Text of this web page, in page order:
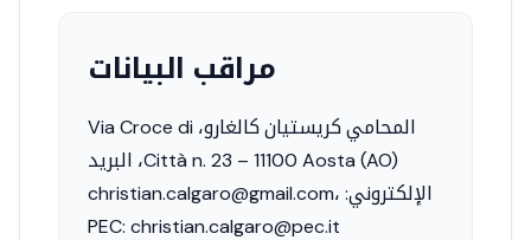
مراقب البيانات
المحامي كريستيان كالغارو، Via Croce di
Città n. 23 – 11100 Aosta (AO)، البريد
الإلكتروني: christian.calgaro@gmail.com،
PEC: christian.calgaro@pec.it